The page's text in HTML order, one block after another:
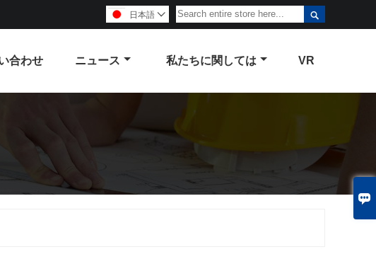


日本語 
合わせ ニュース 私たちに関しては VR